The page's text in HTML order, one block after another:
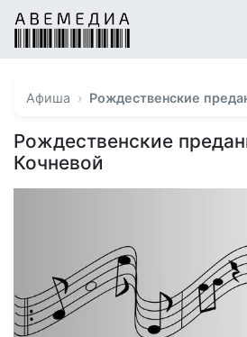
Афиша Рождественские
Рождественские
Кочневой